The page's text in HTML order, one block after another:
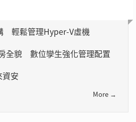
輕鬆管理Hyper-V虛機
全貌 數位孿生強化管理配置
安
More →